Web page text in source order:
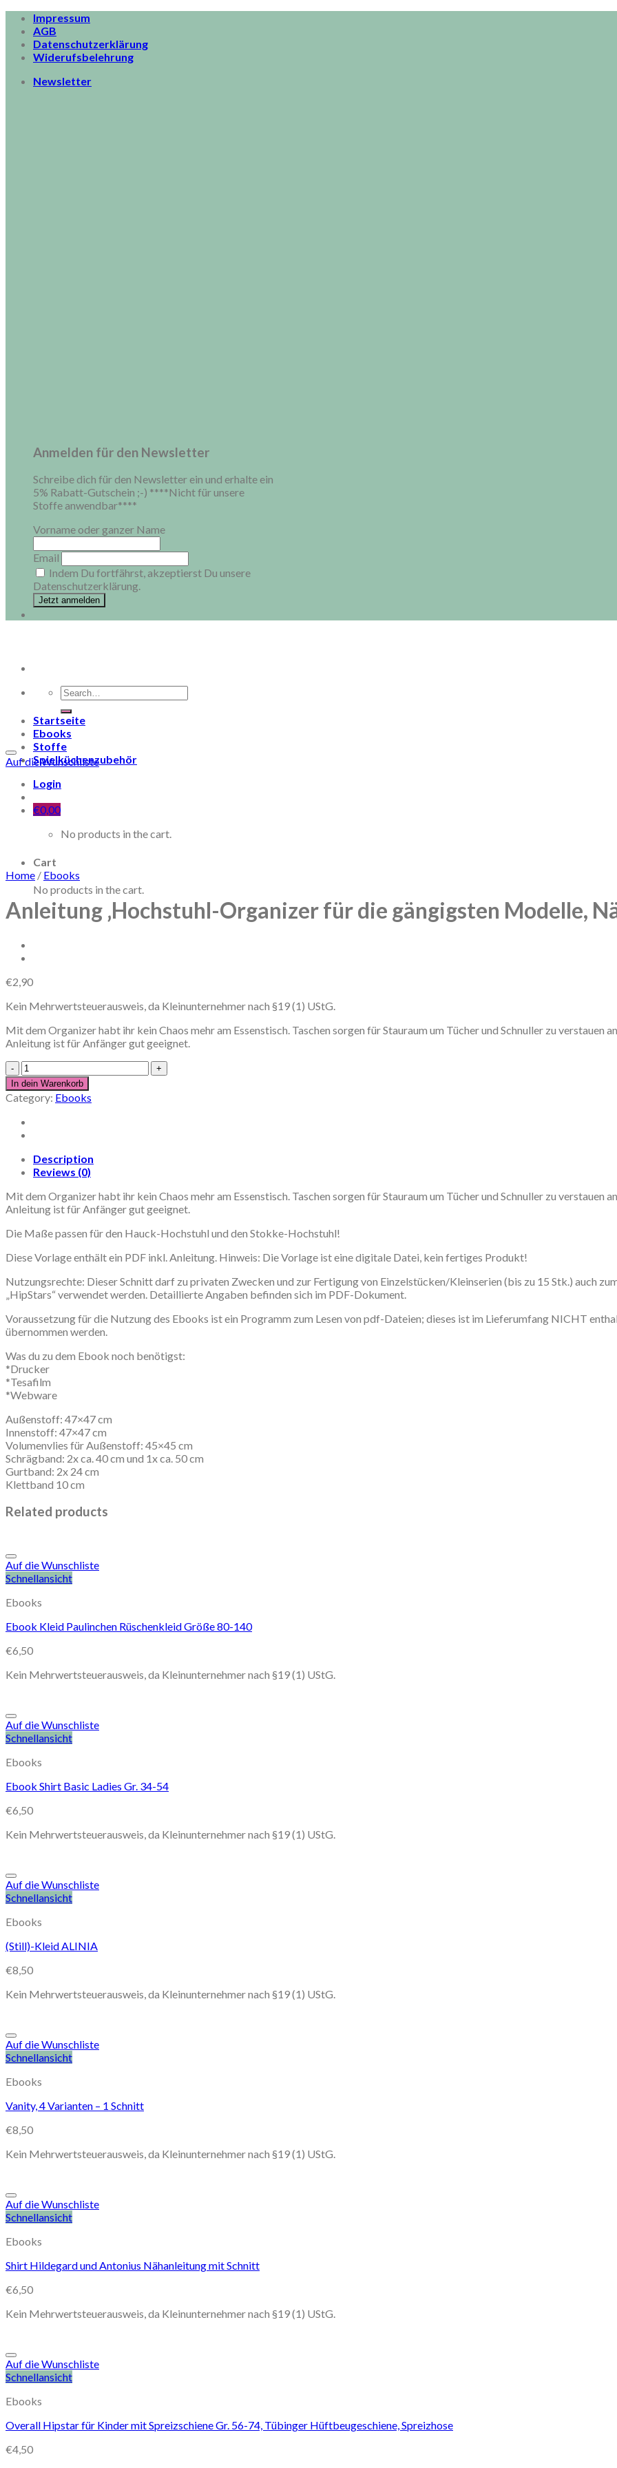
Skip
content
Impressum
AGB
Datenschutzerklärung
Widerufsbelehrung
Newsletter
Anmelden für den Newsletter
Schreibe dich für den Newsletter ein und erhalte ein
5% Rabatt-Gutschein ;-) ****Nicht für unsere
Stoffe anwendbar****
Vorname oder ganzer Name
Email
Indem Du fortfährst, akzeptierst Du unsere
Datenschutzerklärung.
Search
for:
Startseite
Ebooks
Stoffe
Spielküchenzubehör
Login
€0,00
No products in the cart.
Cart
No products in the cart.
Auf die Wunschliste
Home / Ebooks
Anleitung ‚Hochstuhl-Organizer für die gängigsten Modelle,
€2,90
Kein Mehrwertsteuerausweis, da Kleinunternehmer nach §19 (1) UStG.
Mit dem Organizer habt ihr kein Chaos mehr am Essenstisch. Taschen sorgen für Stauraum um Tücher und Schnuller zu
Anleitung ist für Anfänger gut geeignet.
Anleitung
'Hochstuhl-
Organizer
für
die
gängigsten
Nähanleitung'
quantity
In dein Warenkorb
Category: Ebooks
Description
Reviews (0)
Mit dem Organizer habt ihr kein Chaos mehr am Essenstisch. Taschen sorgen für Stauraum um Tücher und Schnuller zu
Anleitung ist für Anfänger gut geeignet.
Die Maße passen für den Hauck-Hochstuhl und den Stokke-Hochstuhl!
Diese Vorlage enthält ein PDF inkl. Anleitung. Hinweis: Die Vorlage ist eine digitale Datei, kein fertiges Produkt!
Nutzungsrechte: Dieser Schnitt darf zu privaten Zwecken und zur Fertigung von Einzelstücken/Kleinserien (bis zu 15 Stk.) auch
„HipStars“ verwendet werden. Detaillierte Angaben befinden sich im PDF-Dokument.
Voraussetzung für die Nutzung des Ebooks ist ein Programm zum Lesen von pdf-Dateien; dieses ist im Lieferumfang NICHT
übernommen werden.
Was du zu dem Ebook noch benötigst:
*Drucker
*Tesafilm
*Webware
Außenstoff: 47×47 cm
Innenstoff: 47×47 cm
Volumenvlies für Außenstoff: 45×45 cm
Schrägband: 2x ca. 40 cm und 1x ca. 50 cm
Gurtband: 2x 24 cm
Klettband 10 cm
Related products
Auf die Wunschliste
Schnellansicht
Ebooks
Ebook Kleid Paulinchen Rüschenkleid Größe 80-140
€6,50
Kein Mehrwertsteuerausweis, da Kleinunternehmer nach §19 (1) UStG.
Auf die Wunschliste
Schnellansicht
Ebooks
Ebook Shirt Basic Ladies Gr. 34-54
€6,50
Kein Mehrwertsteuerausweis, da Kleinunternehmer nach §19 (1) UStG.
Auf die Wunschliste
Schnellansicht
Ebooks
(Still)-Kleid ALINIA
€8,50
Kein Mehrwertsteuerausweis, da Kleinunternehmer nach §19 (1) UStG.
Auf die Wunschliste
Schnellansicht
Ebooks
Vanity, 4 Varianten – 1 Schnitt
€8,50
Kein Mehrwertsteuerausweis, da Kleinunternehmer nach §19 (1) UStG.
Auf die Wunschliste
Schnellansicht
Ebooks
Shirt Hildegard und Antonius Nähanleitung mit Schnitt
€6,50
Kein Mehrwertsteuerausweis, da Kleinunternehmer nach §19 (1) UStG.
Auf die Wunschliste
Schnellansicht
Ebooks
Overall Hipstar für Kinder mit Spreizschiene Gr. 56-74, Tübinger Hüftbeugeschiene, Spreizhose
€4,50